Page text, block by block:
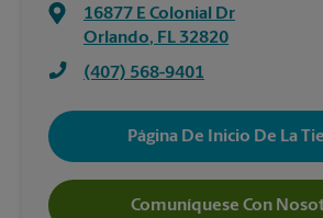
16877 E Colonial Dr
Orlando, FL 32820
(407) 568-9401
Página De Inicio De La
Comuníquese Con